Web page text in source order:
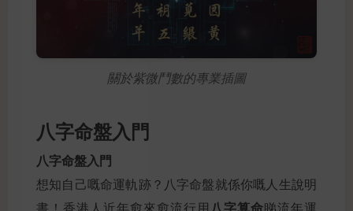
關於紫微鬥數的專業插圖
八字命盤入門
八字命盤入門
想知自己嘅命運軌跡？八字命盤就係你嘅人生說明
書！香港人近年愈來愈流行用
睇流年運